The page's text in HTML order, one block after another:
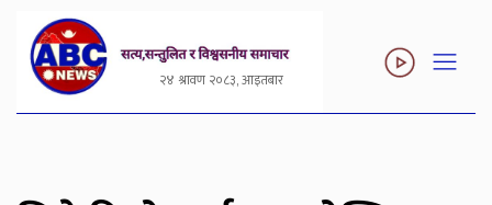
२४ श्रावण २०८३, आइतबार